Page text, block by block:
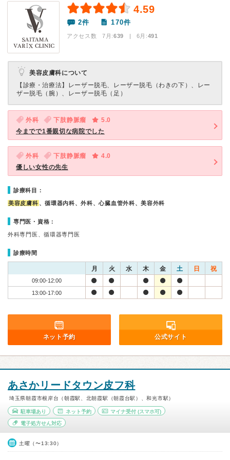
4.59
2件 170件
アクセス数 7月:639 | 6月:491
美容皮膚科について
【診療・治療法】 レーザー脱毛、レーザー脱毛（わきの下）、レー
ザー脱毛（腕）、レーザー脱毛（足）
外科 下肢静脈瘤
5.0
今までで1番親切な病院でした
外科 下肢静脈瘤
4.0
優しい女性の先生
診療科目：
美容皮膚科 、循環器内科、外科、心臓血管外科、美容外科
専門医・資格：
外科専門医、循環器専門医
診療時間
月 火 水 木 金 土 日 祝
09:00-12:00
13:00-17:00
ネット予約 公式サイト
あさかリードタウン皮フ科
埼玉県朝霞市根岸台（朝霞駅、北朝霞駅（朝霞台駅）、和光市駅）
駐車場あり ネット予約 マイナ受付 (スマホ可)
電子処方せん対応
土曜（〜13:30）